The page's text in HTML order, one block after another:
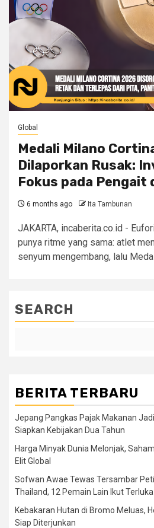
Global
Medali Milano
Dilaporkan Rusak:
Fokus pada Pengait
6 months ago Ita Tambunan
JAKARTA, incaberita.co.id -
punya ritme yang sama: atlet
senyum mengembang, lalu
SEARCH
BERITA TERBARU
Jepang Pangkas Pajak Makanan
Siapkan Kebijakan Dua Tahun
Harga Minyak Dunia Melonjak,
Elit Global
Sofwan Awae Tewas Tersambar
Thailand, 12 Pemain Lain Ikut Terluka
Kebakaran Hutan di Bromo Meluas,
Siap Diterjunkan